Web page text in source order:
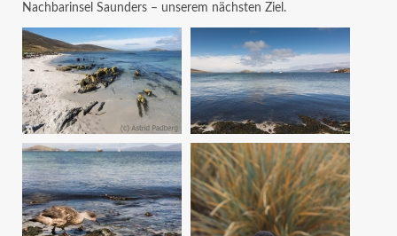
Nachbarinsel Saunders – unserem nächsten Ziel.